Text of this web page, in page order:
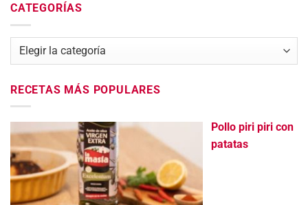
CATEGORÍAS
Categorías
RECETAS MÁS POPULARES
Pollo piri piri con
patatas